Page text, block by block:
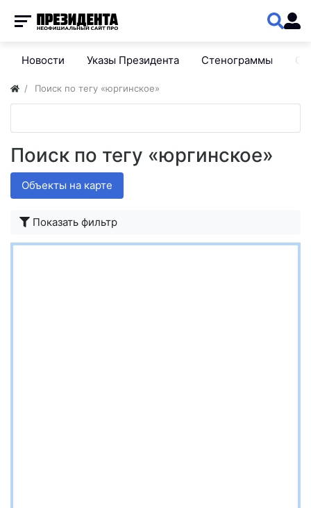
Новости Указы Президента Стенограммы
Поиск по тегу «юргинское»
Поиск по тегу «юргинское»
Объекты на карте
Показать фильтр